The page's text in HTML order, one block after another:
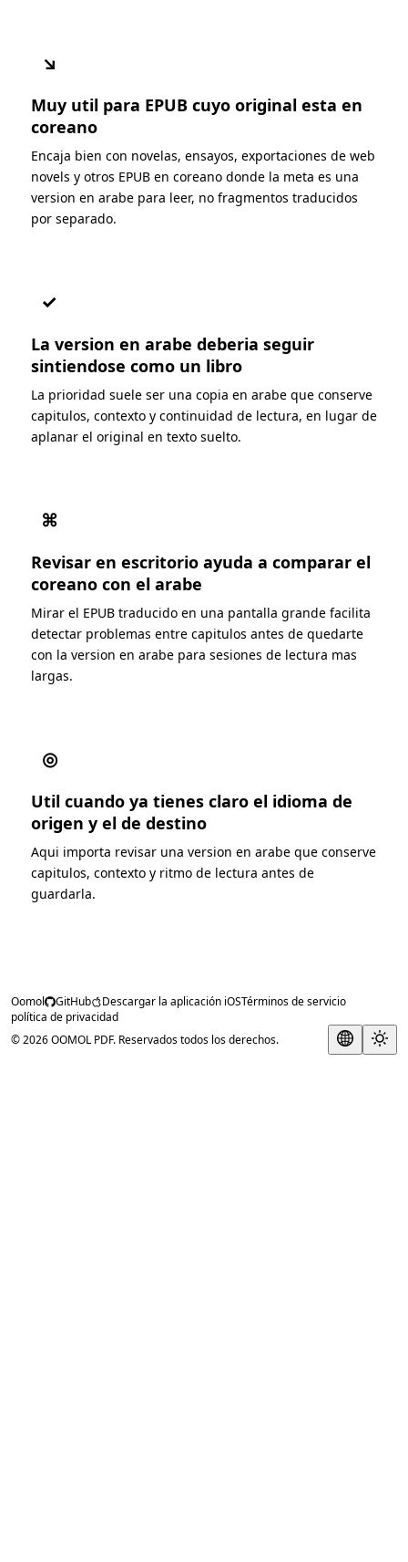
↘
Muy util para EPUB cuyo original esta en
coreano
Encaja bien con novelas, ensayos, exportaciones de web
novels y otros EPUB en coreano donde la meta es una
version en arabe para leer, no fragmentos traducidos
por separado.
✓
La version en arabe deberia seguir
sintiendose como un libro
La prioridad suele ser una copia en arabe que conserve
capitulos, contexto y continuidad de lectura, en lugar de
aplanar el original en texto suelto.
⌘
Revisar en escritorio ayuda a comparar el
coreano con el arabe
Mirar el EPUB traducido en una pantalla grande facilita
detectar problemas entre capitulos antes de quedarte
con la version en arabe para sesiones de lectura mas
largas.
◎
Util cuando ya tienes claro el idioma de
origen y el de destino
Aqui importa revisar una version en arabe que conserve
capitulos, contexto y ritmo de lectura antes de
guardarla.
Oomol GitHub Descargar la aplicación iOSTérminos de servicio
política de privacidad
© 2026 OOMOL PDF. Reservados todos los derechos.